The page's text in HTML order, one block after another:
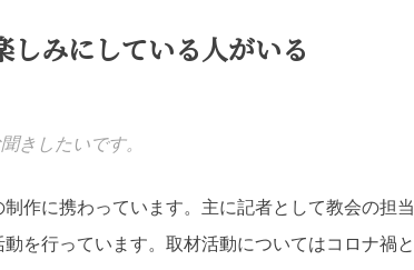
しみにしている人がいる
きしたいです。
作に携わっています。主に記者として教会の担当
を行っています。取材活動についてはコロナ禍と